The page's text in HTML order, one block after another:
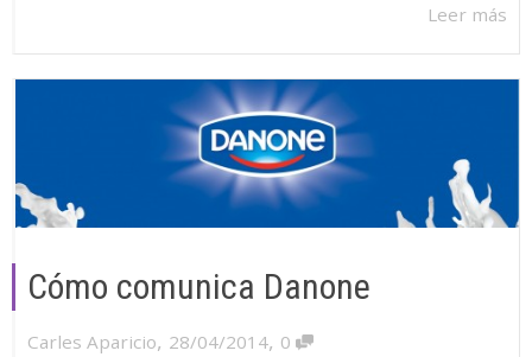
Leer más
Cómo comunica Danone
Carles Aparicio, 28/04/2014, 0